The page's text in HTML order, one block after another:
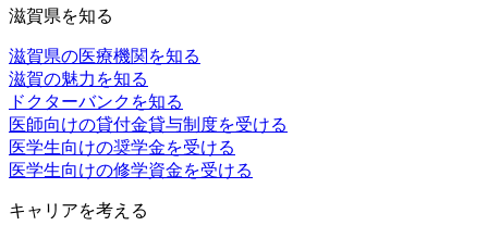
滋賀県を知る
滋賀県の医療機関を知る
滋賀の魅力を知る
ドクターバンクを知る
医師向けの貸付金貸与制度を受ける
医学生向けの奨学金を受ける
医学生向けの修学資金を受ける
キャリアを考える